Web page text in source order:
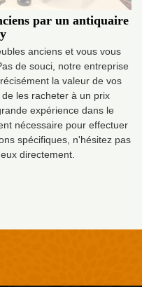
par un antiquaire
anciens et vous vous
de souci, notre entreprise
la valeur de vos
les racheter à un prix
expérience dans le
nécessaire pour effectuer
spécifiques, n'hésitez pas
directement.